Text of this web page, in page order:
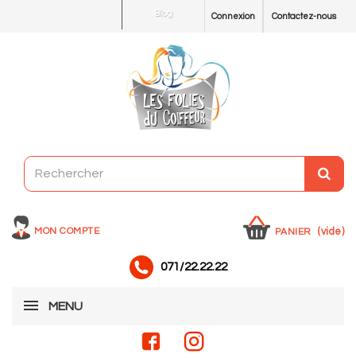
Contactez-nous
Connexion
Blog
MON COMPTE PANIER (vide)
071/22.22.22
MENU